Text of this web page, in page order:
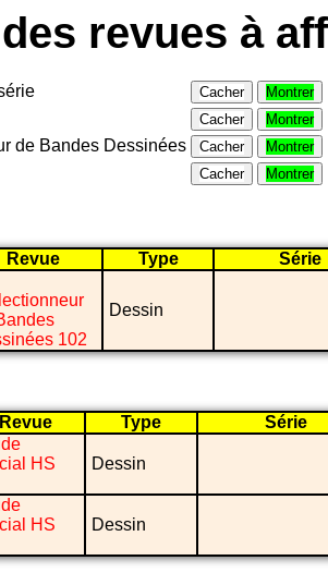
revues à
Cacher Montrer
Cacher Montrer
de Bandes Dessinées Cacher Montrer
Cacher Montrer
Revue Type Série
102
Dessin
Revue Type Série
HS
Dessin
HS
Dessin